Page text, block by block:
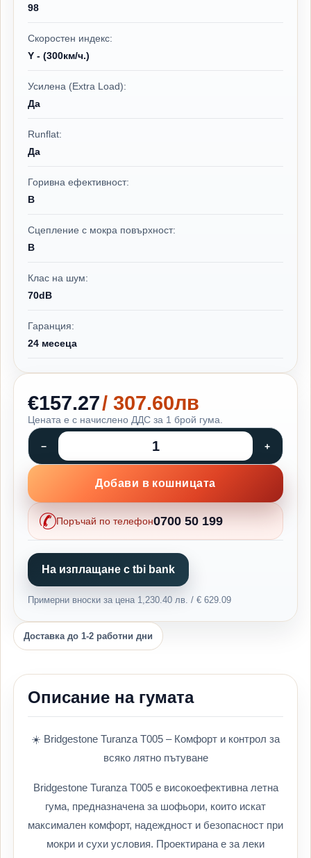
98
Скоростен индекс:
Y - (300км/ч.)
Усилена (Extra Load):
Да
Runflat:
Да
Горивна ефективност:
B
Сцепление с мокра повърхност:
B
Клас на шум:
70dB
Гаранция:
24 месеца
€157.27/ 307.60лв
Цената е с начислено ДДС за 1 брой гума.
Добави в кошницата
Поръчай по телефон0700 50 199
На изплащане с tbi bank
Примерни вноски за цена 1,230.40 лв. / € 629.09
Доставка до 1-2 работни дни
Описание на гумата
☀️ Bridgestone Turanza T005 – Комфорт и контрол за
всяко лятно пътуване
Bridgestone Turanza T005 е високоефективна летна
гума, предназначена за шофьори, които искат
максимален комфорт, надеждност и безопасност при
мокри и сухи условия. Проектирана е за леки